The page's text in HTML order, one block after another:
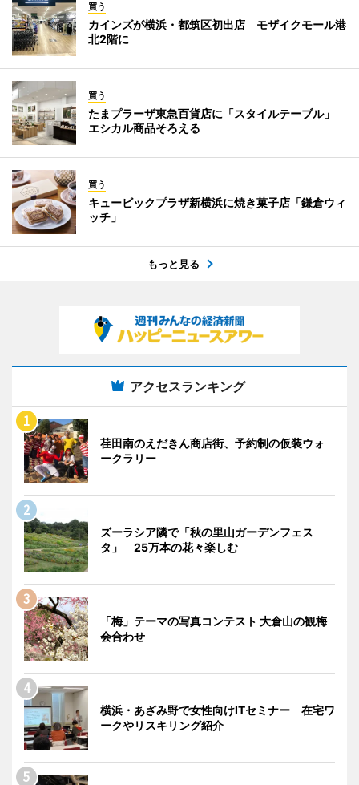
買う
カインズが横浜・都筑区初出店 モザイクモール港
北2階に
買う
たまプラーザ東急百貨店に「スタイルテーブル」
エシカル商品そろえる
買う
キュービックプラザ新横浜に焼き菓子店「鎌倉ウィ
ッチ」
もっと見る
アクセスランキング
荏田南のえだきん商店街、予約制の仮装ウォ
ークラリー
ズーラシア隣で「秋の里山ガーデンフェス
タ」 25万本の花々楽しむ
「梅」テーマの写真コンテスト 大倉山の観梅
会合わせ
横浜・あざみ野で女性向けITセミナー 在宅ワ
ークやリスキリング紹介